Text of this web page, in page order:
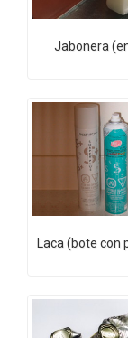
Jabonera
Laca (bote con